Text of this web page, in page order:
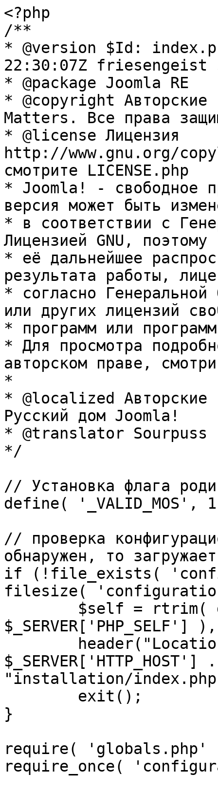
<?php
/**
* @version $Id:
22:30:07Z friesengeist
* @package Joomla RE
* @copyright Авторские
Matters. Все права
* @license Лицензия
http://www.gnu.org/
смотрите LICENSE.php
* Joomla! - свободное
версия может быть
* в соответствии с
Лицензией GNU, поэтому
* её дальнейшее
результата работы,
* согласно Генеральной
или других лицензий
* программ или
* Для просмотра
авторском праве,
*
* @localized Авторские
Русский дом Joomla!
* @translator Sourpuss
*/
// Установка флага
define( '_VALID_MOS',
// проверка
обнаружен, то
if (!file_exists(
filesize(
"installation/
}
require(
require_once(